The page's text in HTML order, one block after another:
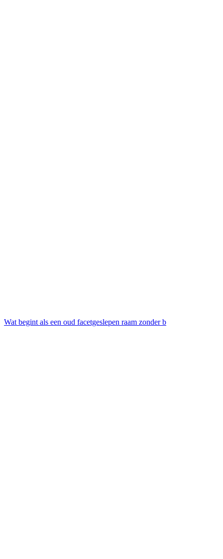
Wat begint als een oud facetgeslepen raam zonder b